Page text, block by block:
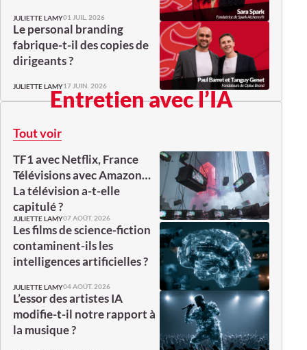
JULIETTE LAMY01 JUIL. 2026
Le personal branding
fabrique-t-il des copies de
dirigeants ?
JULIETTE LAMY17 JUIN. 2026
Entretien avec l’IA
Tout voir
TF1 avec Netflix, France
Télévisions avec Amazon…
La télévision a-t-elle
capitulé ?
JULIETTE LAMY07 AOÛT. 2026
Les films de science-fiction
contaminent-ils les
intelligences artificielles ?
JULIETTE LAMY04 AOÛT. 2026
L’essor des artistes IA
modifie-t-il notre rapport à
la musique ?